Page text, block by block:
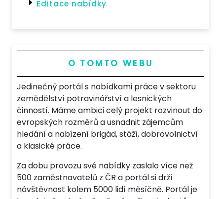
Editace nabídky
O TOMTO WEBU
Jedinečný portál s nabídkami práce v sektoru
zemědělství potravinářství a lesnických
činností. Máme ambici celý projekt rozvinout do
evropských rozměrů a usnadnit zájemcům
hledání a nabízení brigád, stáží, dobrovolnictví
a klasické práce.
Za dobu provozu své nabídky zaslalo více než
500 zaměstnavatelů z ČR a portál si drží
návštěvnost kolem 5000 lidí měsíčně. Portál je